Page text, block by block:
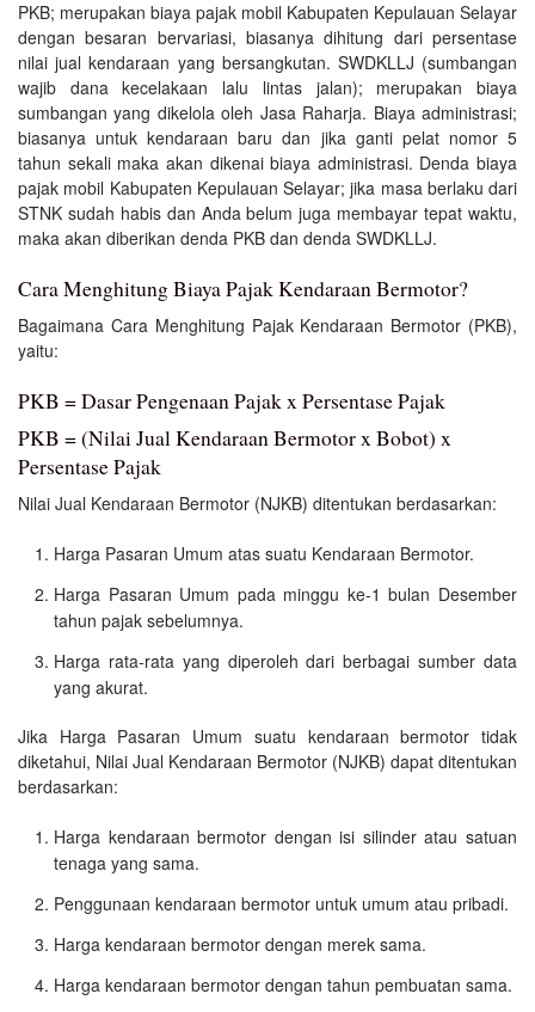
PKB; merupakan biaya pajak mobil Kabupaten Kepulauan Selayar
dengan besaran bervariasi, biasanya dihitung dari persentase
nilai jual kendaraan yang bersangkutan. SWDKLLJ (sumbangan
wajib dana kecelakaan lalu lintas jalan); merupakan biaya
sumbangan yang dikelola oleh Jasa Raharja. Biaya administrasi;
biasanya untuk kendaraan baru dan jika ganti pelat nomor 5
tahun sekali maka akan dikenai biaya administrasi. Denda biaya
pajak mobil Kabupaten Kepulauan Selayar; jika masa berlaku dari
STNK sudah habis dan Anda belum juga membayar tepat waktu,
maka akan diberikan denda PKB dan denda SWDKLLJ.
Cara Menghitung Biaya Pajak Kendaraan Bermotor?
Bagaimana Cara Menghitung Pajak Kendaraan Bermotor (PKB),
yaitu:
PKB = Dasar Pengenaan Pajak x Persentase Pajak
PKB = (Nilai Jual Kendaraan Bermotor x Bobot) x
Persentase Pajak
Nilai Jual Kendaraan Bermotor (NJKB) ditentukan berdasarkan:
Harga Pasaran Umum atas suatu Kendaraan Bermotor.
Harga Pasaran Umum pada minggu ke-1 bulan Desember
tahun pajak sebelumnya.
Harga rata-rata yang diperoleh dari berbagai sumber data
yang akurat.
Jika Harga Pasaran Umum suatu kendaraan bermotor tidak
diketahui, Nilai Jual Kendaraan Bermotor (NJKB) dapat ditentukan
berdasarkan:
Harga kendaraan bermotor dengan isi silinder atau satuan
tenaga yang sama.
Penggunaan kendaraan bermotor untuk umum atau pribadi.
Harga kendaraan bermotor dengan merek sama.
Harga kendaraan bermotor dengan tahun pembuatan sama.